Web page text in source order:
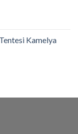
Kamelya